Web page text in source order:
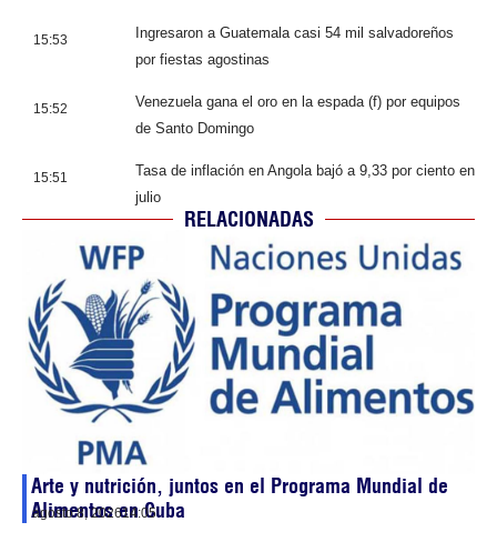
15:53
Ingresaron a Guatemala casi 54 mil salvadoreños
por fiestas agostinas
15:52
Venezuela gana el oro en la espada (f) por equipos
de Santo Domingo
15:51
Tasa de inflación en Angola bajó a 9,33 por ciento en
julio
RELACIONADAS
Arte y nutrición, juntos en el Programa Mundial de
Alimentos en Cuba
agosto 8, 202614:05